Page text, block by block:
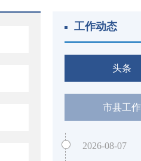
工作动态
头条
市县工作
2026-08-07